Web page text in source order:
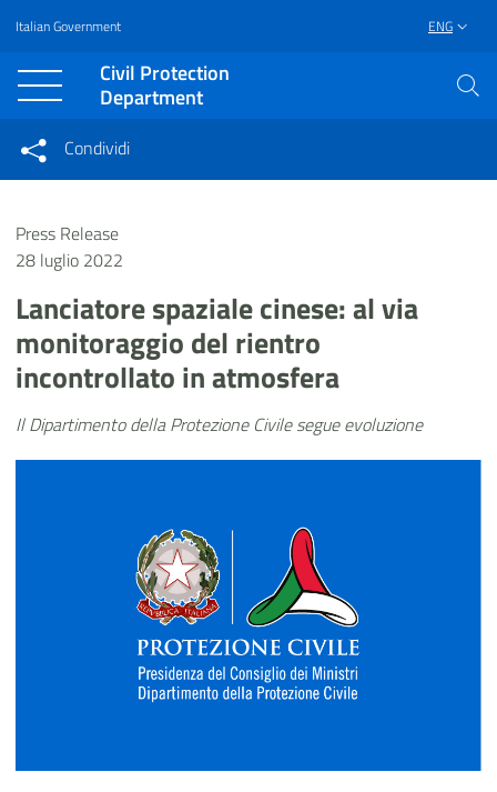
Vai al contenuto principale
Raggiungi il piè di pagina
Italian Government ENG
Civil Protection
Department
Condividi su Facebook
Condividi
Condividi sui social network
Press Release
28 luglio 2022
Lanciatore spaziale cinese: al via
monitoraggio del rientro
incontrollato in atmosfera
Il Dipartimento della Protezione Civile segue evoluzione